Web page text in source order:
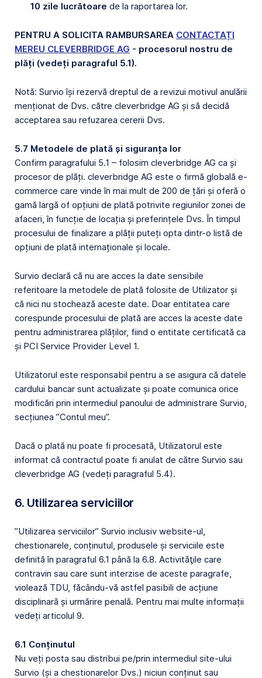
10 zile lucrătoare de la raportarea lor.
PENTRU A SOLICITA RAMBURSAREA CONTACTAȚI
MEREU CLEVERBRIDGE AG - procesorul nostru de
plăți (vedeți paragraful 5.1).
Notă: Survio își rezervă dreptul de a revizui motivul anulării
menționat de Dvs. către cleverbridge AG și să decidă
acceptarea sau refuzarea cererii Dvs.
5.7 Metodele de plată și siguranța lor
Confirm paragrafului 5.1 – folosim cleverbridge AG ca și
procesor de plăți. cleverbridge AG este o firmă globală e-
commerce care vinde în mai mult de 200 de țări și oferă o
gamă largă of opțiuni de plată potrivite regiunilor zonei de
afaceri, în funcție de locația și preferințele Dvs. În timpul
procesului de finalizare a plății puteți opta dintr-o listă de
opțiuni de plată internaționale și locale.
Survio declară că nu are acces la date sensibile
referitoare la metodele de plată folosite de Utilizator și
că nici nu stochează aceste date. Doar entitatea care
corespunde procesului de plată are acces la aceste date
pentru administrarea plăților, fiind o entitate certificată ca
și PCI Service Provider Level 1.
Utilizatorul este responsabil pentru a se asigura că datele
cardului bancar sunt actualizate și poate comunica orice
modificări prin intermediul panoului de administrare Survio,
secțiunea ”Contul meu”.
Dacă o plată nu poate fi procesată, Utilizatorul este
informat că contractul poate fi anulat de către Survio sau
cleverbridge AG (vedeți paragraful 5.4).
6. Utilizarea serviciilor
”Utilizarea serviciilor” Survio inclusiv website-ul,
chestionarele, conținutul, produsele și serviciile este
definită în paragraful 6.1 până la 6.8. Activităţile care
contravin sau care sunt interzise de aceste paragrafe,
violează TDU, făcându-vă astfel pasibili de acțiune
disciplinară și urmărire penală. Pentru mai multe informații
vedeți articolul 9.
6.1 Conținutul
Nu veți posta sau distribui pe/prin intermediul site-ului
Survio (și a chestionarelor Dvs.) niciun conținut sau